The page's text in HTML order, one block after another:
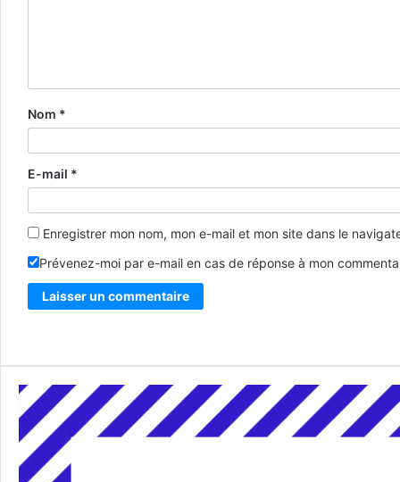
Nom *
E-mail *
Enregistrer mon nom, mon e-mail et mon site dans le
Prévenez-moi par e-mail en cas de réponse à mon